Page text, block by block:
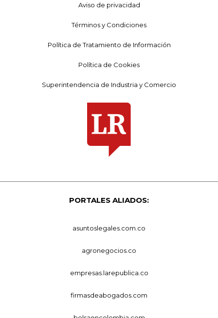
Aviso de privacidad
Términos y Condiciones
Política de Tratamiento de Información
Política de Cookies
Superintendencia de Industria y Comercio
PORTALES ALIADOS:
asuntoslegales.com.co
agronegocios.co
empresas.larepublica.co
firmasdeabogados.com